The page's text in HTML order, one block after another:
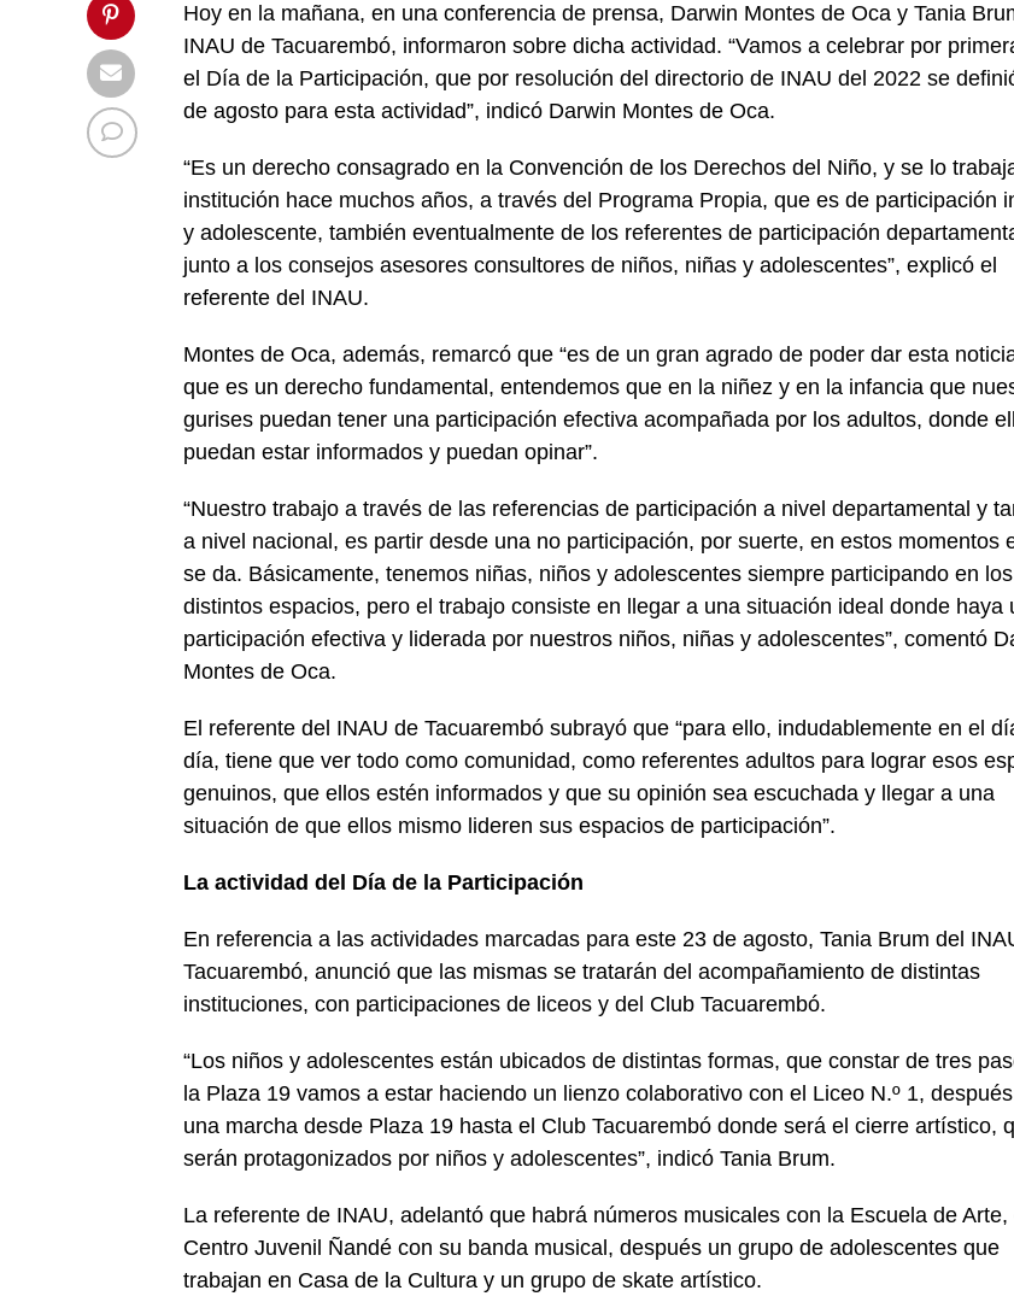
Hoy en la mañana, en una conferencia de prensa, Darwin Montes de Oca y Tania
INAU de Tacuarembó, informaron sobre dicha actividad. “Vamos a celebrar por
el Día de la Participación, que por resolución del directorio de INAU del 2022 se
de agosto para esta actividad”, indicó Darwin Montes de Oca.
“Es un derecho consagrado en la Convención de los Derechos del Niño, y se lo
institución hace muchos años, a través del Programa Propia, que es de participación
y adolescente, también eventualmente de los referentes de participación
junto a los consejos asesores consultores de niños, niñas y adolescentes”, explicó el
referente del INAU.
Montes de Oca, además, remarcó que “es de un gran agrado de poder dar esta
que es un derecho fundamental, entendemos que en la niñez y en la infancia que
gurises puedan tener una participación efectiva acompañada por los adultos, donde
puedan estar informados y puedan opinar”.
“Nuestro trabajo a través de las referencias de participación a nivel departamental y
a nivel nacional, es partir desde una no participación, por suerte, en estos momentos
se da. Básicamente, tenemos niñas, niños y adolescentes siempre participando en los
distintos espacios, pero el trabajo consiste en llegar a una situación ideal donde haya
participación efectiva y liderada por nuestros niños, niñas y adolescentes”, comentó
Montes de Oca.
El referente del INAU de Tacuarembó subrayó que “para ello, indudablemente en el
día, tiene que ver todo como comunidad, como referentes adultos para lograr esos
genuinos, que ellos estén informados y que su opinión sea escuchada y llegar a una
situación de que ellos mismo lideren sus espacios de participación”.
La actividad del Día de la Participación
En referencia a las actividades marcadas para este 23 de agosto, Tania Brum del
Tacuarembó, anunció que las mismas se tratarán del acompañamiento de distintas
instituciones, con participaciones de liceos y del Club Tacuarembó.
“Los niños y adolescentes están ubicados de distintas formas, que constar de tres
la Plaza 19 vamos a estar haciendo un lienzo colaborativo con el Liceo N.º 1,
una marcha desde Plaza 19 hasta el Club Tacuarembó donde será el cierre artístico,
serán protagonizados por niños y adolescentes”, indicó Tania Brum.
La referente de INAU, adelantó que habrá números musicales con la Escuela de Arte,
Centro Juvenil Ñandé con su banda musical, después un grupo de adolescentes que
trabajan en Casa de la Cultura y un grupo de skate artístico.